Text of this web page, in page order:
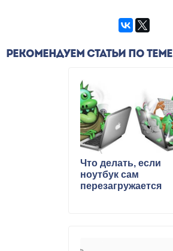
РЕКОМЕНДУЕМ СТАТЬИ ПО ТЕМЕ
Что делать, если
ноутбук сам
перезагружается